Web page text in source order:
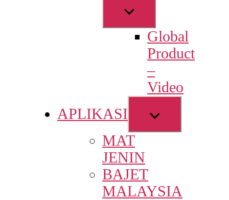
Show
sub
menuGlobal
Product
–
Video
APLIKASI
Show
sub
MAT
JENIN
BAJET
MALAYSIA